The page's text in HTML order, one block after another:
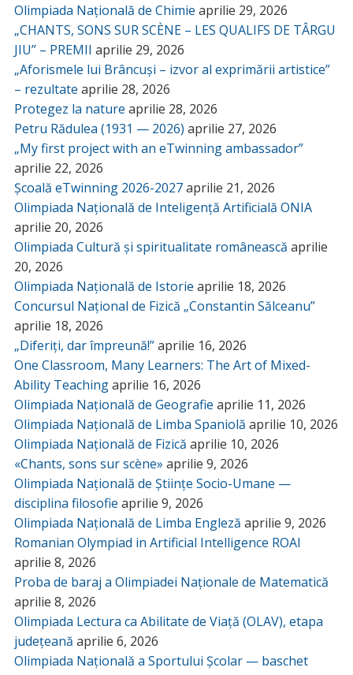
Olimpiada Națională de Chimie aprilie 29, 2026
„CHANTS, SONS SUR SCÈNE – LES QUALIFS DE TÂRGU
JIU” – PREMII aprilie 29, 2026
„Aforismele lui Brâncuși – izvor al exprimării artistice”
– rezultate aprilie 28, 2026
Protegez la nature aprilie 28, 2026
Petru Rădulea (1931 — 2026) aprilie 27, 2026
„My first project with an eTwinning ambassador”
aprilie 22, 2026
Școală eTwinning 2026-2027aprilie 21, 2026
Olimpiada Națională de Inteligență Artificială ONIA
aprilie 20, 2026
Olimpiada Cultură și spiritualitate românească aprilie
20, 2026
Olimpiada Națională de Istorie aprilie 18, 2026
Concursul Național de Fizică „Constantin Sălceanu”
aprilie 18, 2026
„Diferiți, dar împreună!”aprilie 16, 2026
One Classroom, Many Learners: The Art of Mixed-
Ability Teachingaprilie 16, 2026
Olimpiada Națională de Geografie aprilie 11, 2026
Olimpiada Națională de Limba Spaniolă aprilie 10, 2026
Olimpiada Națională de Fizică aprilie 10, 2026
«Chants, sons sur scène» aprilie 9, 2026
Olimpiada Națională de Științe Socio-Umane —
disciplina filosofie aprilie 9, 2026
Olimpiada Națională de Limba Engleză aprilie 9, 2026
Romanian Olympiad in Artificial Intelligence ROAI
aprilie 8, 2026
Proba de baraj a Olimpiadei Naționale de Matematică
aprilie 8, 2026
Olimpiada Lectura ca Abilitate de Viață (OLAV), etapa
județeană aprilie 6, 2026
Olimpiada Națională a Sportului Școlar — baschet